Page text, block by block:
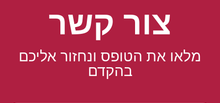
צור קשר
מלאו את הטופס ונחזור אליכם
בהקדם